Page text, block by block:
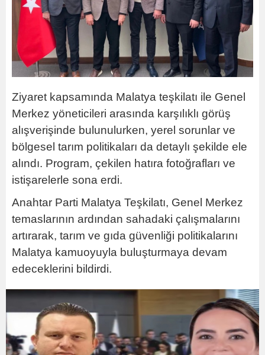
Ziyaret kapsamında Malatya teşkilatı ile Genel
Merkez yöneticileri arasında karşılıklı görüş
alışverişinde bulunulurken, yerel sorunlar ve
bölgesel tarım politikaları da detaylı şekilde ele
alındı. Program, çekilen hatıra fotoğrafları ve
istişarelerle sona erdi.
Anahtar Parti Malatya Teşkilatı, Genel Merkez
temaslarının ardından sahadaki çalışmalarını
artırarak, tarım ve gıda güvenliği politikalarını
Malatya kamuoyuyla buluşturmaya devam
edeceklerini bildirdi.